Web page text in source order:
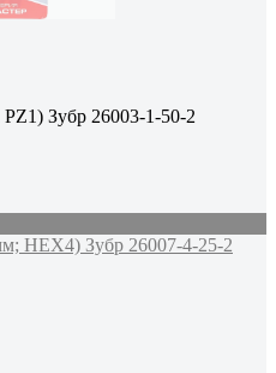
Зубр 26003-1-50-2